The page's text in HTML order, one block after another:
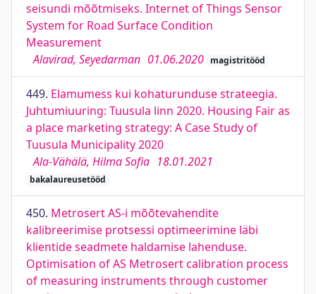
seisundi mõõtmiseks. Internet of Things Sensor
System for Road Surface Condition
Measurement
Alavirad, Seyedarman 01.06.2020 magistritööd
449. Elamumess kui kohaturunduse strateegia.
Juhtumiuuring: Tuusula linn 2020. Housing Fair as
a place marketing strategy: A Case Study of
Tuusula Municipality 2020
Ala-Vähälä, Hilma Sofia 18.01.2021
bakalaureusetööd
450. Metrosert AS-i mõõtevahendite
kalibreerimise protsessi optimeerimine läbi
klientide seadmete haldamise lahenduse.
Optimisation of AS Metrosert calibration process
of measuring instruments through customer